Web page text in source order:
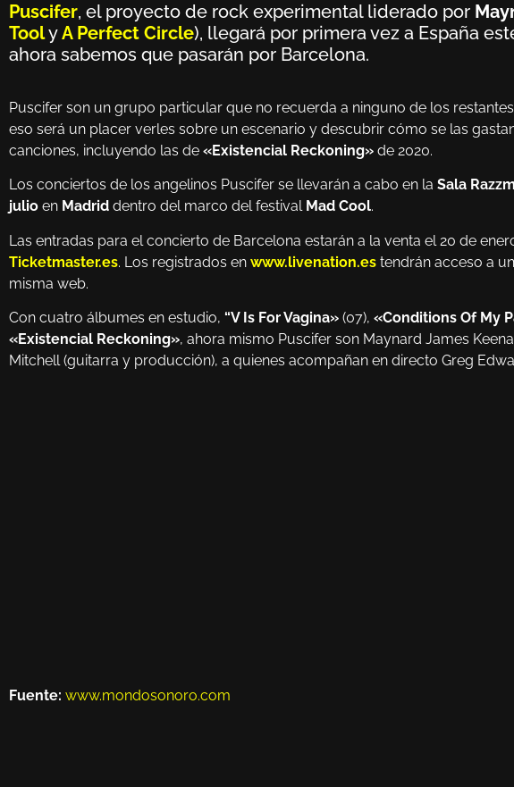
Puscifer, el proyecto de rock experimental liderado por
ToolyA Perfect Circle), llegará por primera vez a España
ahora sabemos que pasarán por Barcelona.
Puscifer son un grupo particular que no recuerda a ninguno de los
eso será un placer verles sobre un escenario y descubrir cómo se las
canciones, incluyendo las de «Existencial Reckoning» de 2020.
Los conciertos de los angelinos Puscifer se llevarán a cabo en la Sala
julio en Madrid dentro del marco del festival Mad Cool.
Las entradas para el concierto de Barcelona estarán a la venta el 20 de
Ticketmaster.es. Los registrados en www.livenation.es tendrán acceso a
misma web.
Con cuatro álbumes en estudio, “V Is For Vagina» (07), «Conditions Of My
«Existencial Reckoning», ahora mismo Puscifer son Maynard James
Mitchell (guitarra y producción), a quienes acompañan en directo Greg
Fuente: www.mondosonoro.com